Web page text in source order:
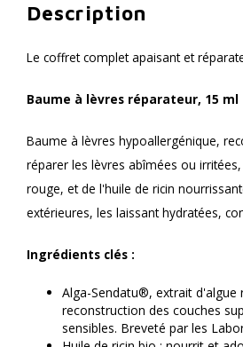
Description
Le coffret complet apaisant et
Baume à lèvres réparateur, 15 ml
Baume à lèvres hypoallergénique,
réparer les lèvres abîmées ou
rouge, et de l'huile de ricin
extérieures, les laissant hydratées,
Ingrédients clés :
Alga-Sendatu®, extrait d'algue
reconstruction des couches
sensibles. Breveté par les